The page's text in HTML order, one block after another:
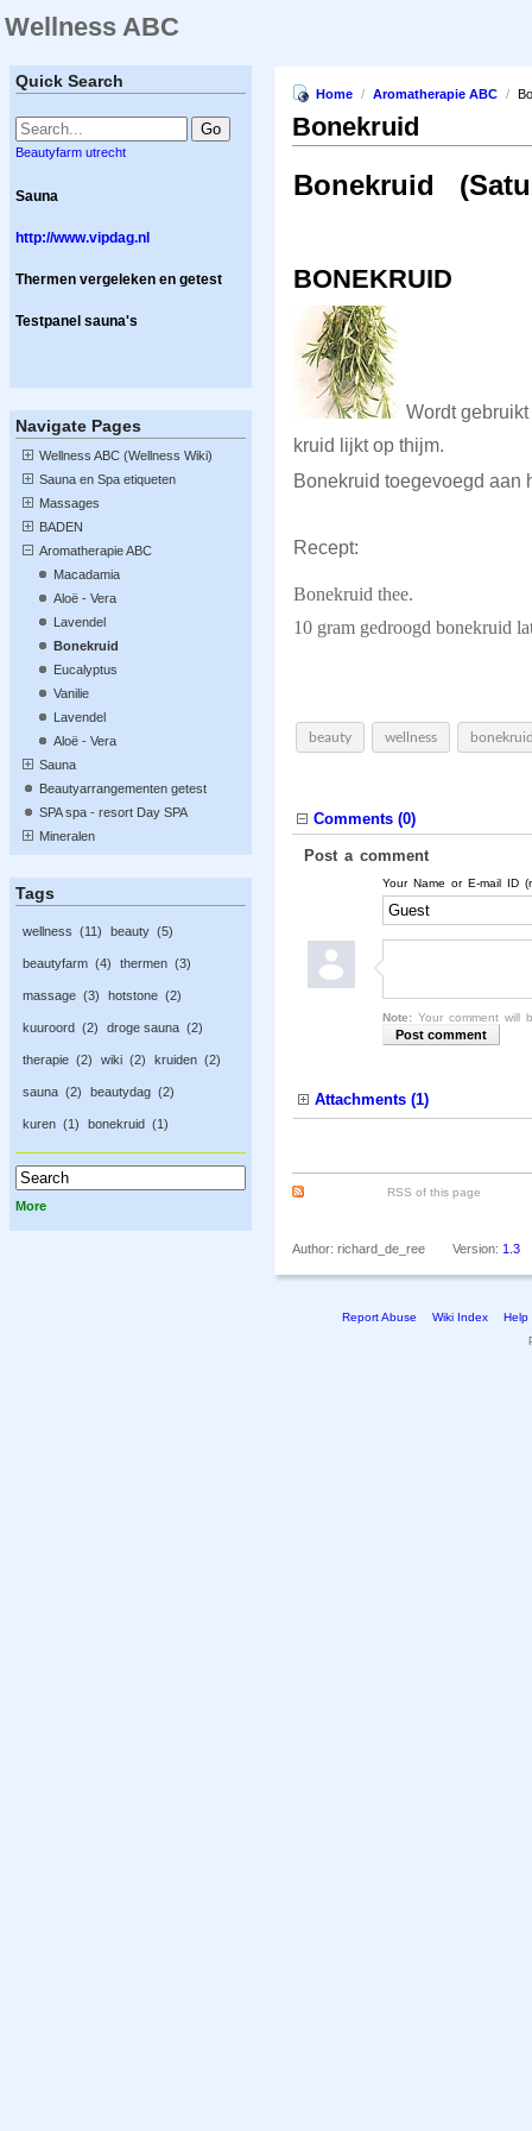
Wellness ABC
Quick Search
Beautyfarm utrecht
Sauna
http://www.vipdag.nl
Thermen vergeleken en getest
Testpanel sauna's
Navigate Pages
Wellness ABC (Wellness Wiki)
Sauna en Spa etiqueten
Massages
BADEN
Aromatherapie ABC
Macadamia
Aloë - Vera
Lavendel
Bonekruid
Eucalyptus
Vanilie
Lavendel
Aloë - Vera
Sauna
Beautyarrangementen getest
SPA spa - resort Day SPA
Mineralen
Tags
wellness 11 beauty 5
beautyfarm 4 thermen 3
massage 3 hotstone 2
kuuroord 2 droge sauna 2
therapie 2 wiki 2 kruiden 2
sauna 2 beautydag 2
kuren 1 bonekruid 1
More
Home / Aromatherapie ABC /
Bonekruid
Bonekruid
BONEKRUID
Wordt
kruid lijkt op thijm.
Bonekruid toegevoegd aan
Recept:
Bonekruid thee.
10 gram gedroogd bonekruid
beauty wellness
Comments (0)
Post a comment
Your Name or E-mail ID
Note: Your comment will
Attachments (1)
RSS of this page
Author: richard_de_ree Version: 1.3
Report Abuse Wiki Index Help